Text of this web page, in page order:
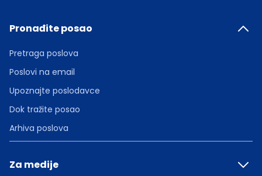
Pronađite posao
Pretraga poslova
Poslovi na email
Upoznajte poslodavce
Dok tražite posao
Arhiva poslova
Za medije